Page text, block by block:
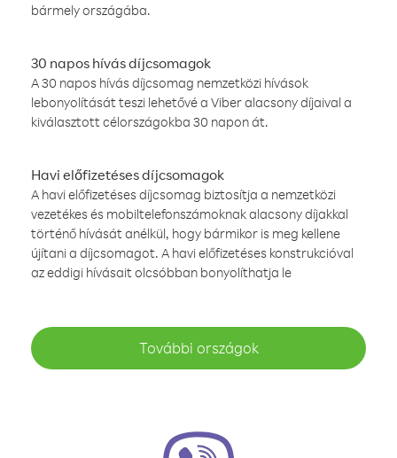
bármely országába.
30 napos hívás díjcsomagok
A 30 napos hívás díjcsomag nemzetközi hívások
lebonyolítását teszi lehetővé a Viber alacsony díjaival a
kiválasztott célországokba 30 napon át.
Havi előfizetéses díjcsomagok
A havi előfizetéses díjcsomag biztosítja a nemzetközi
vezetékes és mobiltelefonszámoknak alacsony díjakkal
történő hívását anélkül, hogy bármikor is meg kellene
újítani a díjcsomagot. A havi előfizetéses konstrukcióval
az eddigi hívásait olcsóbban bonyolíthatja le
További országok